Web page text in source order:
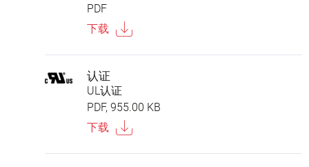
PDF
下载
认证
UL认证
PDF, 955.00 KB
下载